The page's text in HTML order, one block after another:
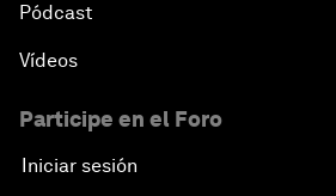
Pódcast
Vídeos
Participe en el Foro
Iniciar sesión